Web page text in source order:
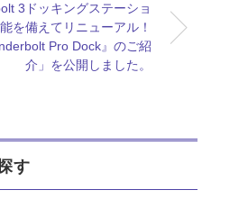
3ドッキングステーショ
を備えてリニューアル！
Pro Dock』のご紹
介」を公開しました。
す